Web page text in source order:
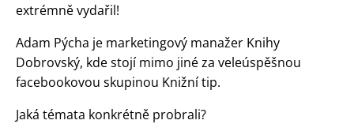
extrémně vydařil!
Adam Pýcha je marketingový manažer Knihy
Dobrovský, kde stojí mimo jiné za veleúspěšnou
facebookovou skupinou Knižní tip.
Jaká témata konkrétně probrali?